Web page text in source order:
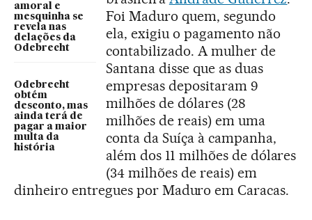
amoral e
mesquinha se
revela nas
delações da
Odebrecht
Odebrecht
obtém
desconto, mas
ainda terá de
pagar a maior
multa da
história
Foi Maduro quem, segundo
ela, exigiu o pagamento não
contabilizado. A mulher de
Santana disse que as duas
empresas depositaram 9
milhões de dólares (28
milhões de reais) em uma
conta da Suíça à campanha,
além dos 11 milhões de dólares
(34 milhões de reais) em
dinheiro entregues por Maduro em Caracas.